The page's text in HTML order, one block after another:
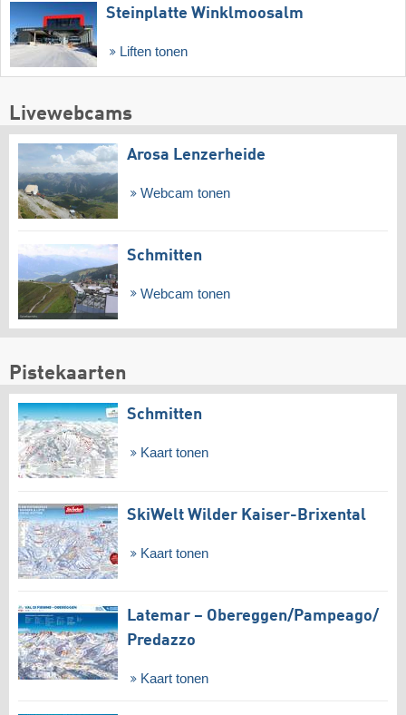
Steinplatte Winklmoosalm
Liften tonen
Livewebcams
Arosa Lenzerheide
Webcam tonen
Schmitten
Webcam tonen
Pistekaarten
Schmitten
Kaart tonen
SkiWelt Wilder Kaiser-Brixental
Kaart tonen
Latemar – Obereggen/​Pampeago/​
Predazzo
Kaart tonen